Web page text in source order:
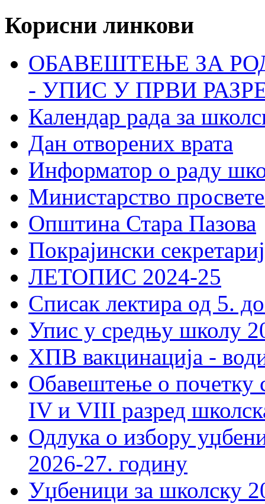
Корисни линкови
ОБАВЕШТЕЊЕ ЗА
- УПИС У ПРВИ
Календар рада за
Дан отворених врата
Информатор о раду
Министарство
Општина Стара Пазова
Покрајински
ЛЕТОПИС 2024-25
Списак лектира од 5.
Упис у средњу школу
ХПВ вакцинација -
Обавештење о почетку
IV и VIII разред
Одлука о избору
2026-27. годину
Уџбеници за школску